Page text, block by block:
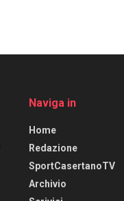
Naviga in
Home
Redazione
SportCasertanoTV
Archivio